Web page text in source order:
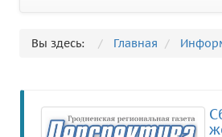
Вы здесь: Главная